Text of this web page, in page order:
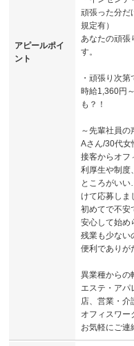
アピールポイ
ント
頑張った分だ
規定有）
あなたの頑張
す。
・頑張り次第
時給1,360円
も？！
～先輩社員の
Aさん/30代女
接客からオフ
利厚生や制度
ところがい
けて応募しま
初めてで不安
安心して始め
残業も少ない
便利でありが
異業種からの
エステ・アパ
店、営業・介
オフィスワー
お気軽にご連